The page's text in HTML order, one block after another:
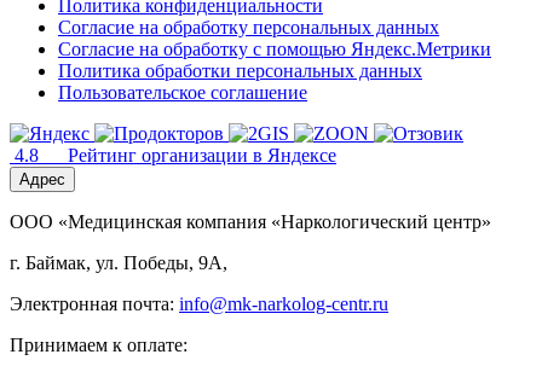
Политика конфиденциальности
Согласие на обработку персональных данных
Согласие на обработку с помощью Яндекс.Метрики
Политика обработки персональных данных
Пользовательское соглашение
4.8 Рейтинг организации в Яндексе
Адрес
ООО «Медицинская компания «Наркологический центр»
г. Баймак, ул. Победы, 9А,
Электронная почта: info@mk-narkolog-centr.ru
Принимаем к оплате: